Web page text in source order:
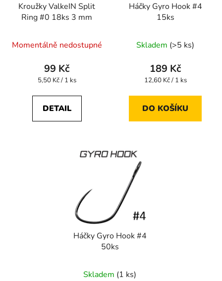
Kroužky ValkeIN Split
Ring #0 18ks 3 mm
Momentálně nedostupné
99 Kč
Měrná
5,50 Kč / 1 ks
DETAIL
Háčky Gyro Hook #4
15ks
Skladem (>5 ks)
189 Kč
Měrná
12,60 Kč / 1 ks
DO KOŠÍKU
Háčky Gyro Hook #4
50ks
Skladem (1 ks)